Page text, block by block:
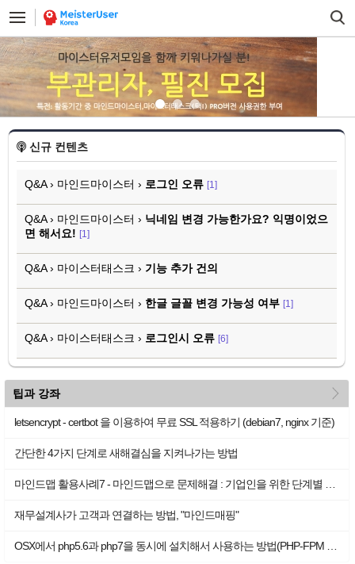
신규 컨텐츠
Q&A › 마인드마이스터 › 로그인 오류 [1]
Q&A › 마인드마이스터 › 닉네임 변경 가능한가요? 익명이었으
면 해서요! [1]
Q&A › 마이스터태스크 › 기능 추가 건의
Q&A › 마인드마이스터 › 한글 글꼴 변경 가능성 여부 [1]
Q&A › 마이스터태스크 › 로그인시 오류 [6]
팁과 강좌
letsencrypt - certbot 을 이용하여 무료 SSL 적용하기 (debian7, nginx 기준)
간단한 4가지 단계로 새해결심을 지켜나가는 방법
마인드맵 활용사례7 - 마인드맵으로 문제해결 : 기업인을 위한 단계별 안내서
재무설계사가 고객과 연결하는 방법, "마인드매핑"
OSX에서 php5.6과 php7을 동시에 설치해서 사용하는 방법(PHP-FPM 사용)